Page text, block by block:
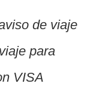
de viaje
para
VISA